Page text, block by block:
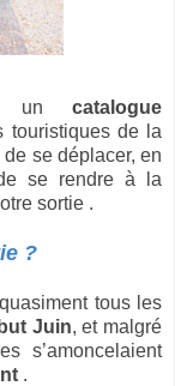
un catalogue
touristiques de la
se déplacer, en
se rendre à la
sortie .
?
tous les
Juin, et malgré
s’amoncelaient
.